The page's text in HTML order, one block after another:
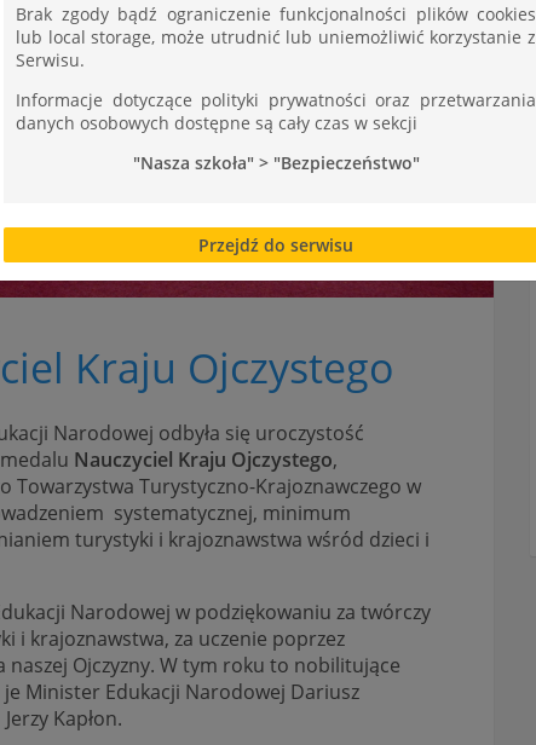
Kraju Ojczystego
Narodowej odbyła się uroczystość
Nauczyciel Kraju Ojczystego,
Towarzystwa Turystyczno-Krajoznawczego w
systematycznej, minimum
turystyki i krajoznawstwa wśród dzieci i
Narodowej w podziękowaniu za twórczy
i krajoznawstwa, za uczenie poprzez
Ojczyzny. W tym roku to nobilitujące
Minister Edukacji Narodowej Dariusz
Kapłon.
Brak zgody bądź ograniczenie funkcjonalności plików cookies
lub local storage, może utrudnić lub uniemożliwić korzystanie z
Serwisu.
Informacje dotyczące polityki prywatności oraz przetwarzania
danych osobowych dostępne są cały czas w sekcji
"Nasza szkoła" > "Bezpieczeństwo"
Przejdź do serwisu